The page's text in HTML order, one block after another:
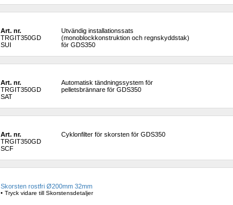
Art. nr.
TRGIT350GD
SUI
Utvändig installationssats
(monoblockkonstruktion och regnskyddstak)
för GDS350
Art. nr.
TRGIT350GD
SAT
Automatisk tändningssystem för
pelletsbrännare för GDS350
Art. nr.
TRGIT350GD
SCF
Cyklonfilter för skorsten för GDS350
Skorsten rostfri Ø200mm 32mm
• Tryck vidare till Skorstensdetaljer